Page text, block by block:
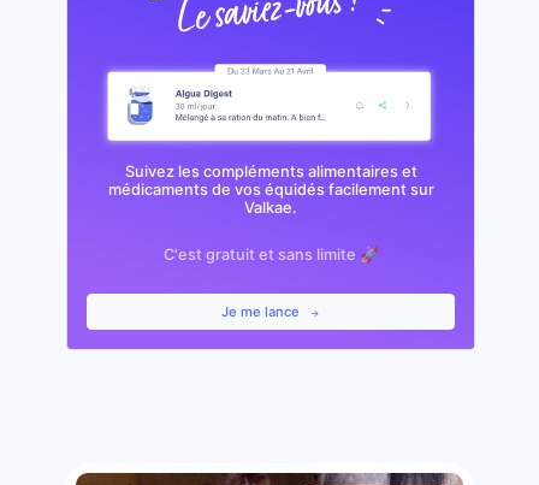
Suivez les compléments alimentaires et
médicaments de vos équidés facilement sur
Valkae.
C'est gratuit et sans limite 🚀
Je me lance